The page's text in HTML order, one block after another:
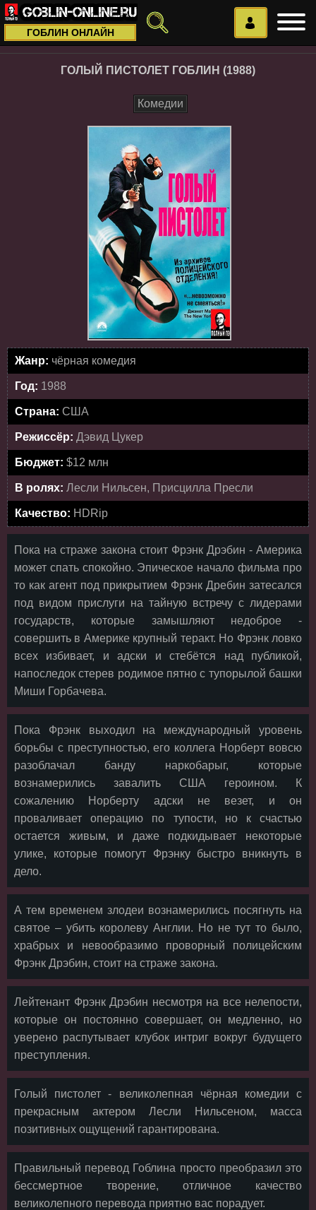
ГОБЛИН ОНЛАЙН
ГОЛЫЙ ПИСТОЛЕТ ГОБЛИН (1988)
Комедии
Жанр: чёрная комедия
Год: 1988
Страна: США
Режиссёр: Дэвид Цукер
Бюджет: $12 млн
В ролях: Лесли Нильсен, Присцилла Пресли
Качество: HDRip
Пока на страже закона стоит Фрэнк Дрэбин - Америка
может спать спокойно. Эпическое начало фильма про
то как агент под прикрытием Фрэнк Дребин затесался
под видом прислуги на тайную встречу с лидерами
государств, которые замышляют недоброе -
совершить в Америке крупный теракт. Но Фрэнк ловко
всех избивает, и адски и стебётся над публикой,
напоследок стерев родимое пятно с тупорылой башки
Миши Горбачева.
Пока Фрэнк выходил на международный уровень
борьбы с преступностью, его коллега Норберт вовсю
разоблачал банду наркобарыг, которые
вознамерились завалить США героином. К
сожалению Норберту адски не везет, и он
проваливает операцию по тупости, но к счастью
остается живым, и даже подкидывает некоторые
улике, которые помогут Фрэнку быстро вникнуть в
дело.
А тем временем злодеи вознамерились посягнуть на
святое – убить королеву Англии. Но не тут то было,
храбрых и невообразимо проворный полицейским
Фрэнк Дрэбин, стоит на страже закона.
Лейтенант Фрэнк Дрэбин несмотря на все нелепости,
которые он постоянно совершает, он медленно, но
уверено распутывает клубок интриг вокруг будущего
преступления.
Голый пистолет - великолепная чёрная комедии с
прекрасным актером Лесли Нильсеном, масса
позитивных ощущений гарантирована.
Правильный перевод Гоблина просто преобразил это
бессмертное творение, отличное качество
великолепного перевода приятно вас порадует.